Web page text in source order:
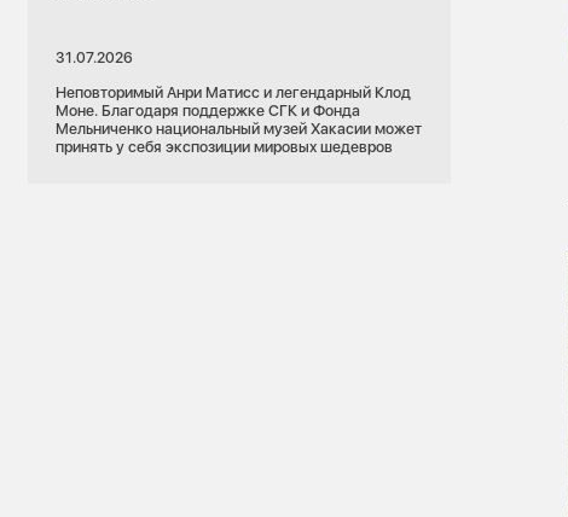
31.07.2026
Неповторимый Анри Матисс и легендарный Клод
Моне. Благодаря поддержке СГК и Фонда
Мельниченко национальный музей Хакасии может
принять у себя экспозиции мировых шедевров